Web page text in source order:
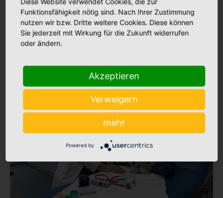
Zum Frühstück gab es eine kleine Eule für jedes Kind als
Geschenk - verteilt natürlich vom Maskottchen der
Kinderklinik - der Eule Boni und Schwester Hanna
Dreishing.
Funktionsfähigkeit nötig sind. Nach Ihrer Zustimmung
nutzen wir bzw. Dritte weitere Cookies. Diese können
Sie jederzeit mit Wirkung für die Zukunft widerrufen
oder ändern.
Akzeptieren
Verweigern
mehr
Powered by